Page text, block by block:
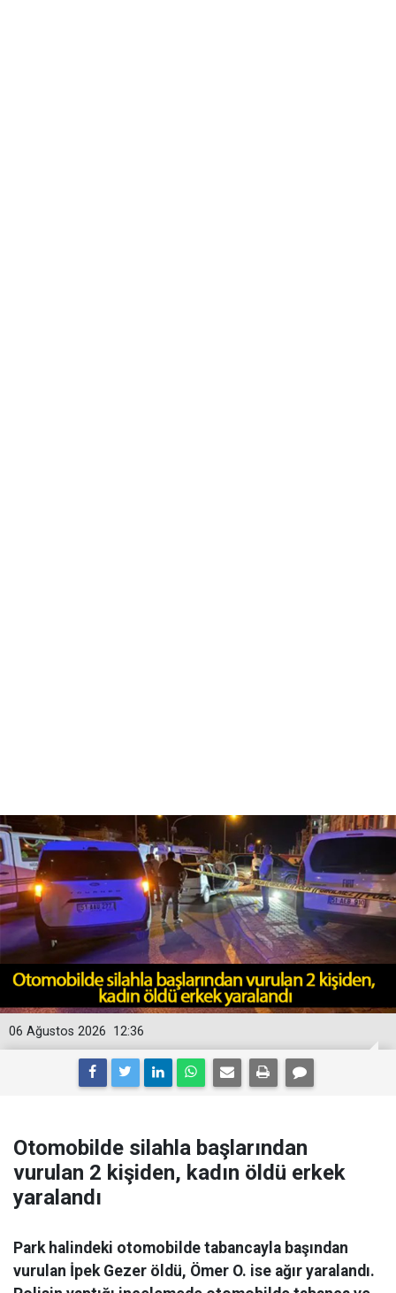
12:36
06 Ağustos 2026
Otomobilde silahla başlarından
vurulan 2 kişiden, kadın öldü erkek
yaralandı
Park halindeki otomobilde tabancayla başından
vurulan İpek Gezer öldü, Ömer O. ise ağır yaralandı.